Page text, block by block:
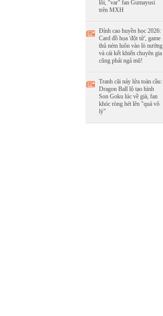
lỗi, "var" fan Gumayusi
trên MXH
Đỉnh cao huyền học 2026:
Card đồ họa 'đột tử', game
thủ ném luôn vào lò nướng
và cái kết khiến chuyên gia
cũng phải ngả mũ!
Tranh cãi nảy lửa toàn cầu:
Dragon Ball lộ tạo hình
Son Goku lúc về già, fan
khóc ròng hét lên "quá vô
lý"